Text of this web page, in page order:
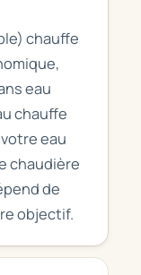
chauffe
eau
chauffe
eau
chaudière
de
objectif.